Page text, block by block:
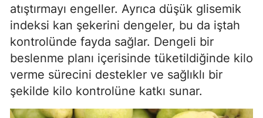
atıştırmayı engeller. Ayrıca düşük glisemik
indeksi kan şekerini dengeler, bu da iştah
kontrolünde fayda sağlar. Dengeli bir
beslenme planı içerisinde tüketildiğinde kilo
verme sürecini destekler ve sağlıklı bir
şekilde kilo kontrolüne katkı sunar.